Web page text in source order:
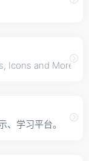
Icons and More
、学习平台。